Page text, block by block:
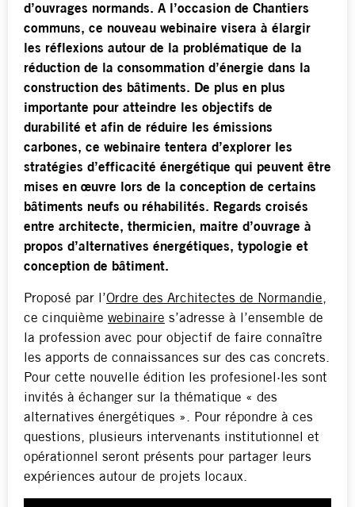
d’ouvrages normands. A l’occasion de Chantiers
communs, ce nouveau webinaire visera à élargir
les réflexions autour de la problématique de la
réduction de la consommation d’énergie dans la
construction des bâtiments. De plus en plus
importante pour atteindre les objectifs de
durabilité et afin de réduire les émissions
carbones, ce webinaire tentera d’explorer les
stratégies d’efficacité énergétique qui peuvent être
mises en œuvre lors de la conception de certains
bâtiments neufs ou réhabilités. Regards croisés
entre architecte, thermicien, maitre d’ouvrage à
propos d’alternatives énergétiques, typologie et
conception de bâtiment.
Proposé par l’Ordre des Architectes de Normandie,
ce cinquième webinaire s’adresse à l’ensemble de
la profession avec pour objectif de faire connaître
les apports de connaissances sur des cas concrets.
Pour cette nouvelle édition les profesionel·les sont
invités à échanger sur la thématique « des
alternatives énergétiques ». Pour répondre à ces
questions, plusieurs intervenants institutionnel et
opérationnel seront présents pour partager leurs
expériences autour de projets locaux.